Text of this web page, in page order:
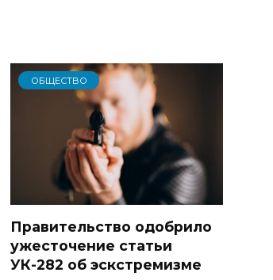
ОБЩЕСТВО
Правительство одобрило
ужесточение статьи
УК-282 об эскстремизме